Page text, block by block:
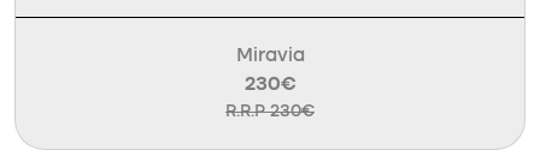
Miravia
230€
R.R.P 230€